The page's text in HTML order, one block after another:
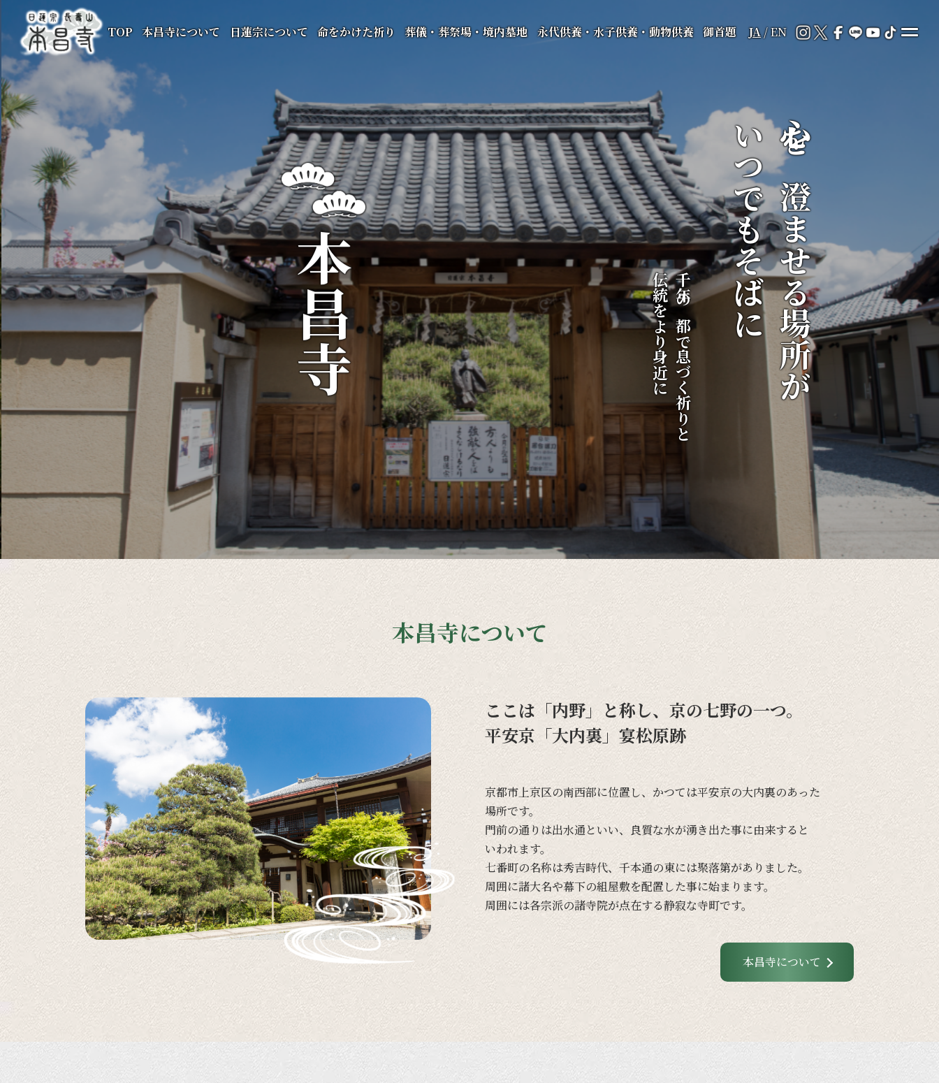
TOP 本昌寺について 日蓮宗について 命をかけた祈り 葬儀・葬祭場・境内墓地 永代供養・水子供養・動物供養 御首題 JA/EN
心を澄ませる場所が
いつでもそばに
千年の都で息づく祈りと
伝統をより身近に
本昌寺
本昌寺について
ここは「内野」と称し、京の七野の一つ。
平安京「大内裏」宴松原跡
京都市上京区の南西部に位置し、 かつては平安京の大内裏のあった
場所です。
門前の通りは出水通といい、 良質な水が湧き出た事に由来すると
いわれます。
七番町の名称は秀吉時代、千本通の東には聚落第がありました。
周囲に諸大名や幕下の組屋敷を配置した事に始まります。
周囲には各宗派の諸寺院が点在する静寂な寺町です。
本昌寺について